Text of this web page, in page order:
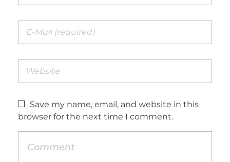
Save my name, email, and website in this
browser for the next time I comment.